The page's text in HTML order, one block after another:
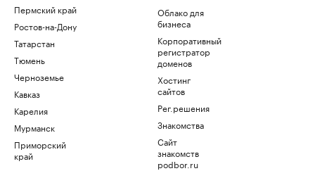
Пермский край
Ростов-на-Дону
Татарстан
Тюмень
Черноземье
Кавказ
Карелия
Мурманск
Приморский
край
Облако для
бизнеса
Корпоративный
регистратор
доменов
Хостинг
сайтов
Рег.решения
Знакомства
Сайт
знакомств
podbor.ru